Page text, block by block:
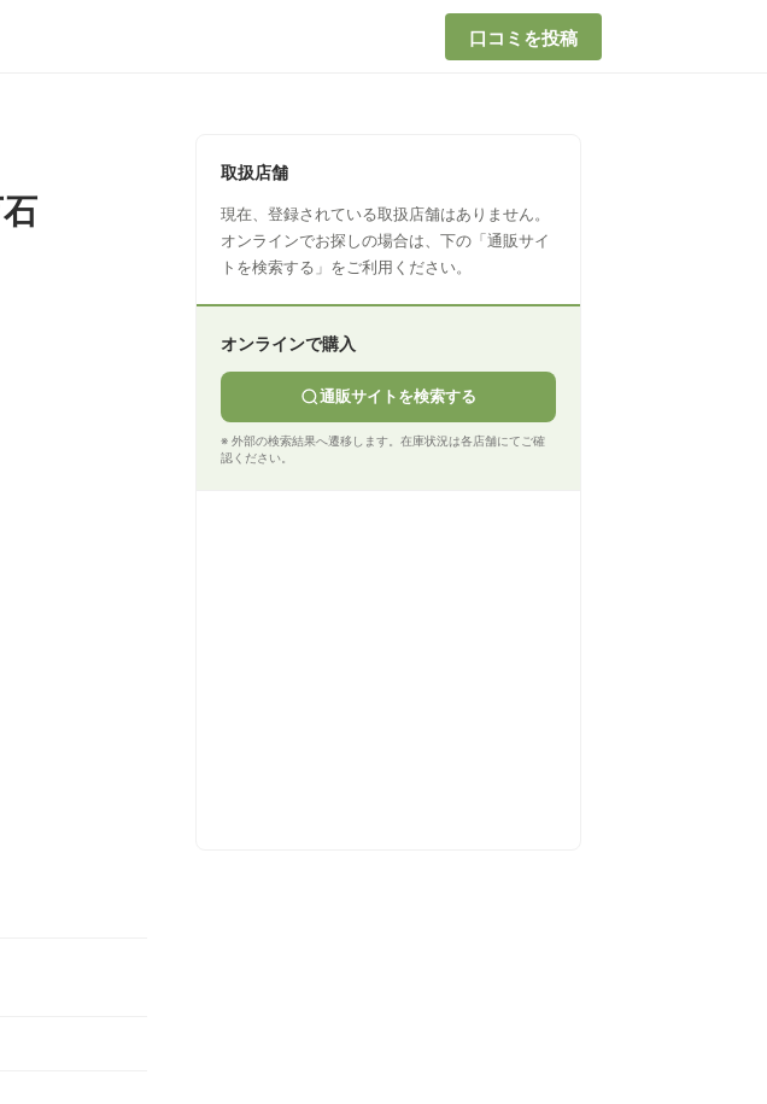
口コミを投稿
取扱店舗
現在、登録されている取扱店舗はありません。
オンラインでお探しの場合は、下の「通販サイ
トを検索する」をご利用ください。
オンラインで購入
通販サイトを検索する
※ 外部の検索結果へ遷移します。在庫状況は各店舗にてご確
認ください。